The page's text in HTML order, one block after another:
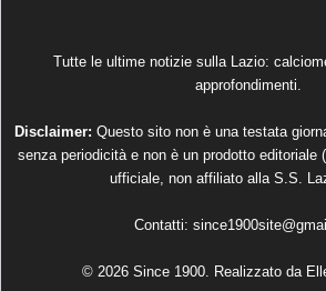
Tutte le ultime notizie sulla Lazio:
approfondimenti.
Disclaimer: Questo sito non è una testata
senza periodicità e non è un prodotto editoriale
ufficiale, non affiliato alla S.S.
Contatti:
© 2026 Since 1900. Realizzato da